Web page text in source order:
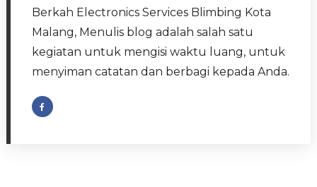
Berkah Electronics Services Blimbing Kota
Malang, Menulis blog adalah salah satu
kegiatan untuk mengisi waktu luang, untuk
menyiman catatan dan berbagi kepada Anda.